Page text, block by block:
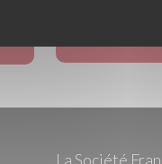
La Société